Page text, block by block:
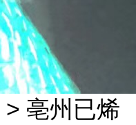
> 亳州已烯